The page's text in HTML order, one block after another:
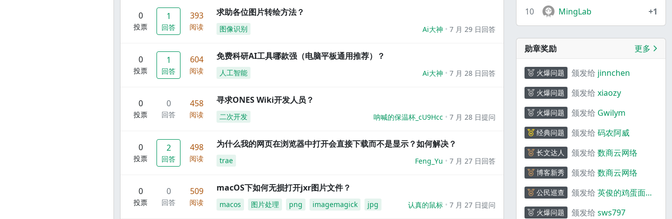
0
投票
1
回答
393
阅读
求助各位图片转绘方法？
图像识别 Ai大神 7 月 29 日回答
0
投票
1
回答
604
阅读
免费科研AI工具哪款强（电脑平板通用推荐）？
人工智能 Ai大神 7 月 28 日回答
0
投票
0
回答
458
阅读
寻求ONES Wiki开发人员？
二次开发 呐喊的保温杯_cU9Hcc 7 月 28 日提问
0
投票
2
回答
498
阅读
为什么我的网页在浏览器中打开会直接下载而不是显示？如何解决？
trae Feng_Yu 7 月 27 日回答
0
投票
0
回答
509
阅读
macOS下如何无损打开jxr图片文件？
macos 图片处理 png imagemagick jpg 认真的鼠标 7 月 27 日提问
10
MingLab +1
勋章奖励 更多
火爆问题 颁发给 jinnchen
火爆问题 颁发给 xiaozy
火爆问题 颁发给 Gwilym
经典问题 颁发给 码农阿威
长文达人 颁发给 数商云网络
博客新秀 颁发给 数商云网络
公民巡查 颁发给 英俊的鸡蛋面
火爆问题 颁发给 sws797